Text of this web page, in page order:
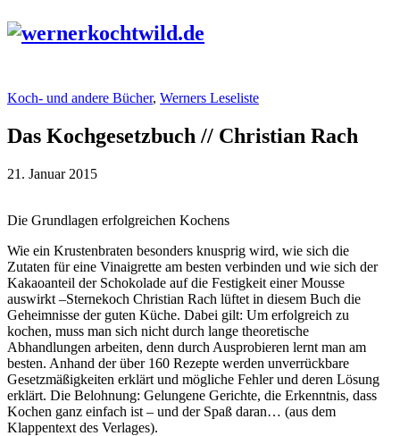
Koch- und andere Bücher, Werners Leseliste
Das Kochgesetzbuch // Christian Rach
21. Januar 2015
Die Grundlagen erfolgreichen Kochens
Wie ein Krustenbraten besonders knusprig wird, wie sich die
Zutaten für eine Vinaigrette am besten verbinden und wie sich der
Kakaoanteil der Schokolade auf die Festigkeit einer Mousse
auswirkt –Sternekoch Christian Rach lüftet in diesem Buch die
Geheimnisse der guten Küche. Dabei gilt: Um erfolgreich zu
kochen, muss man sich nicht durch lange theoretische
Abhandlungen arbeiten, denn durch Ausprobieren lernt man am
besten. Anhand der über 160 Rezepte werden unverrückbare
Gesetzmäßigkeiten erklärt und mögliche Fehler und deren Lösung
erklärt. Die Belohnung: Gelungene Gerichte, die Erkenntnis, dass
Kochen ganz einfach ist – und der Spaß daran… (aus dem
Klappentext des Verlages).